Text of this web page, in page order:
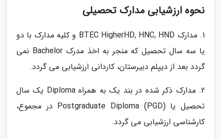
نحوه ارزشیابی مدارک تحصیلی
1. مدارک BTEC HigherHD, HNC, HND و کلیه مدارک با دو
یا سه سال تحصیل که منجر به اخذ مدرک Bachelor نمی
گردد بعد از دیپلم دبیرستان، کاردانی ارزشیابی می گردد.
2. مدارک ذکر شده در بند یک به همراه Diploma یک سال
تحصیل یا (Postgraduate Diploma (PGD در مجموع،
کارشناسی ارزشیابی می گردد.